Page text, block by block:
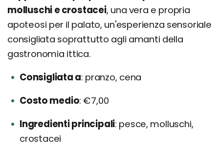
molluschi e crostacei, una vera e propria
apoteosi per il palato, un'esperienza sensoriale
consigliata soprattutto agli amanti della
gastronomia ittica.
Consigliata a pranzo, cena
Costo medio €7,00
Ingredienti principali pesce, molluschi,
crostacei